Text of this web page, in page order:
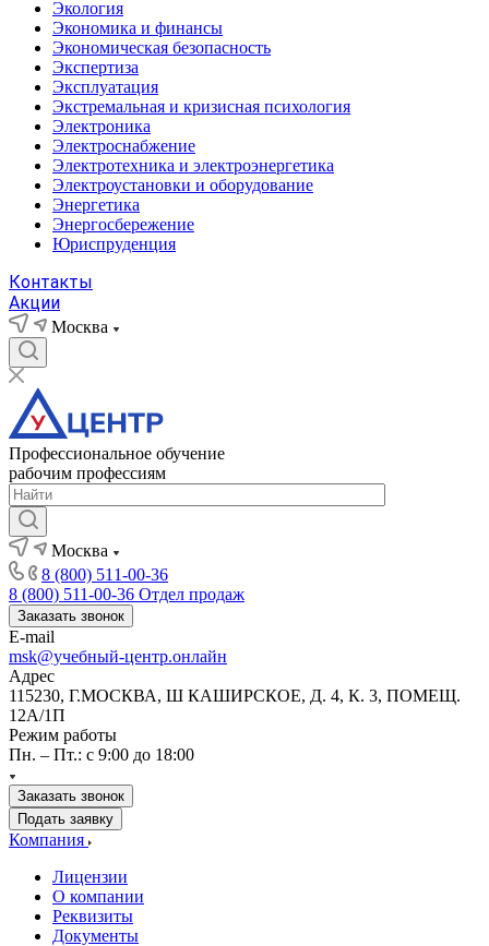
Экология
Экономика и финансы
Экономическая безопасность
Экспертиза
Эксплуатация
Экстремальная и кризисная психология
Электроника
Электроснабжение
Электротехника и электроэнергетика
Электроустановки и оборудование
Энергетика
Энергосбережение
Юриспруденция
Контакты
Акции
Москва
Профессиональное обучение
рабочим профессиям
Москва
8 (800) 511-00-36
8 (800) 511-00-36 Отдел продаж
Заказать звонок
E-mail
msk@учебный-центр.онлайн
Адрес
115230, Г.МОСКВА, Ш КАШИРСКОЕ, Д. 4, К. 3, ПОМЕЩ.
12А/1П
Режим работы
Пн. – Пт.: с 9:00 до 18:00
Заказать звонок
Подать заявку
Компания
Лицензии
О компании
Реквизиты
Документы